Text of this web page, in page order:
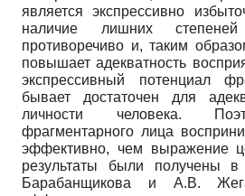
является экспрессивно
наличие лишних
противоречиво и, таким
повышает адекватность
экспрессивный потенциал
бывает достаточен для
личности человека.
фрагментарного лица
эффективно, чем выражение
результаты были получены
Барабанщикова и А.В.